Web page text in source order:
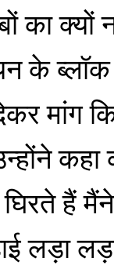
का क्यों
के ब्लॉक
मांग
घिरते हैं